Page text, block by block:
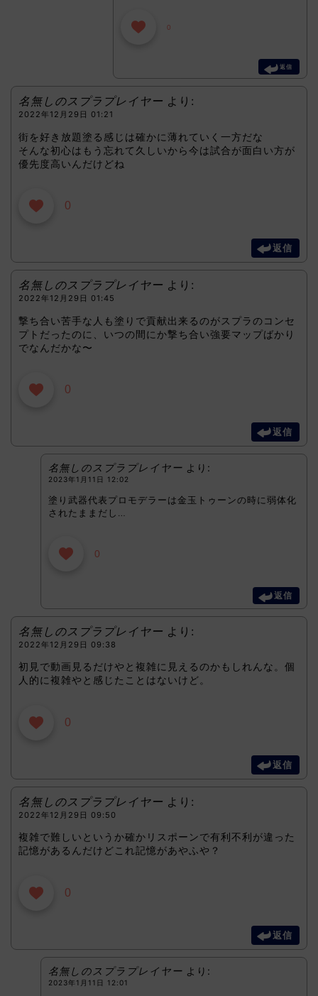
0
返信
名無しのスプラプレイヤー より:
2022年12月29日 01:21
街を好き放題塗る感じは確かに薄れていく一方だな
そんな初心はもう忘れて久しいから今は試合が面白い方が
優先度高いんだけどね
0
返信
名無しのスプラプレイヤー より:
2022年12月29日 01:45
撃ち合い苦手な人も塗りで貢献出来るのがスプラのコンセ
プトだったのに、いつの間にか撃ち合い強要マップばかり
でなんだかな〜
0
返信
名無しのスプラプレイヤー より:
2023年1月11日 12:02
塗り武器代表プロモデラーは金玉トゥーンの時に弱体化
されたままだし…
0
返信
名無しのスプラプレイヤー より:
2022年12月29日 09:38
初見で動画見るだけやと複雑に見えるのかもしれんな。個
人的に複雑やと感じたことはないけど。
0
返信
名無しのスプラプレイヤー より:
2022年12月29日 09:50
複雑で難しいというか確かリスポーンで有利不利が違った
記憶があるんだけどこれ記憶があやふや？
0
返信
名無しのスプラプレイヤー より:
2023年1月11日 12:01